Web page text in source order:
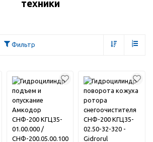
техники
Фильтр